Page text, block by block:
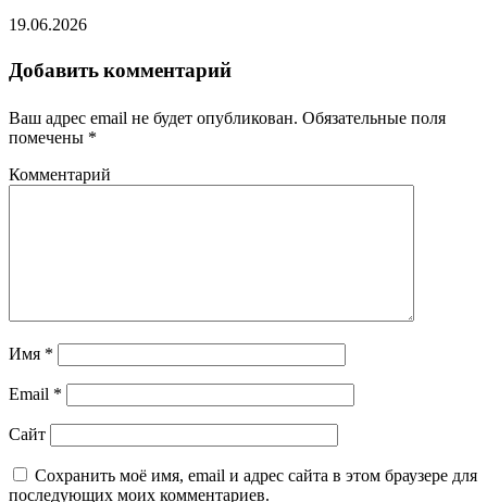
19.06.2026
Добавить комментарий
Ваш адрес email не будет опубликован. Обязательные поля
помечены *
Комментарий
Имя *
Email *
Сайт
Сохранить моё имя, email и адрес сайта в этом браузере для
последующих моих комментариев.